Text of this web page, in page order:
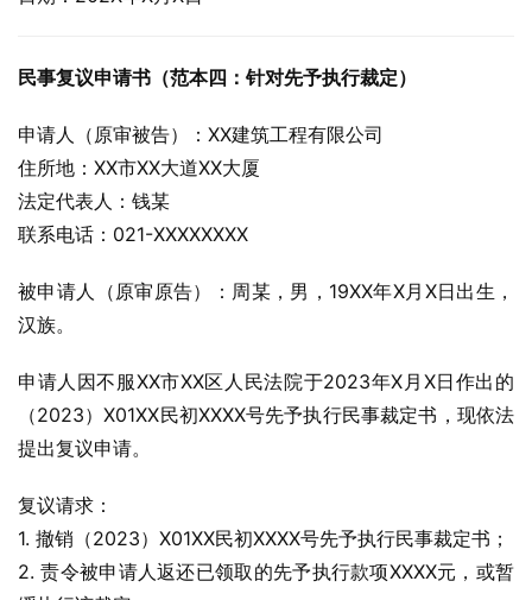
民事复议申请书（范本四：针对先予执行裁定）
申请人（原审被告）：XX建筑工程有限公司
住所地：XX市XX大道XX大厦
法定代表人：钱某
联系电话：021-XXXXXXXX
被申请人（原审原告）：周某，男，19XX年X月X日出生，
汉族。
申请人因不服XX市XX区人民法院于2023年X月X日作出的
（2023）X01XX民初XXXX号先予执行民事裁定书，现依法
提出复议申请。
复议请求：
1. 撤销（2023）X01XX民初XXXX号先予执行民事裁定书；
2. 责令被申请人返还已领取的先予执行款项XXXX元，或暂